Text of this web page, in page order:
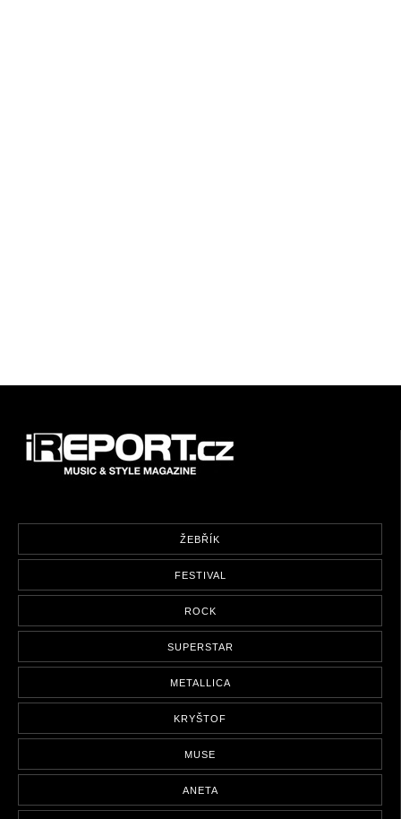
ŽEBŘÍK
FESTIVAL
ROCK
SUPERSTAR
METALLICA
KRYŠTOF
MUSE
ANETA